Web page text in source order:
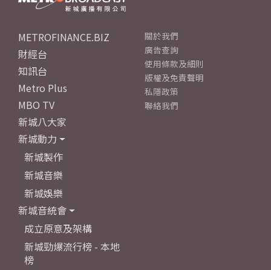
METROFINANCE.BIZ
財經台
知訊台
Metro Plus
MBO TV
新城八大家
新城動力
新城製作
新城音樂
新城娛樂
新城音統會
成立原意及架構
新城勁爆流行榜 - 本地
榜
關於我們
廣告查詢
使用條款及細則
版權及免責聲明
私隱政策
聯絡我們